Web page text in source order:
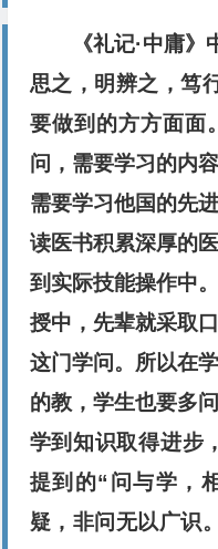
《礼记·中庸
思之，明辨之，笃
要做到的方方面面
问，需要学习的内
需要学习他国的先
读医书积累深厚的
到实际技能操作中
授中，先辈就采取
这门学问。所以在
的教，学生也要多
学到知识取得进步
提到的“问与学，
疑，非问无以广识